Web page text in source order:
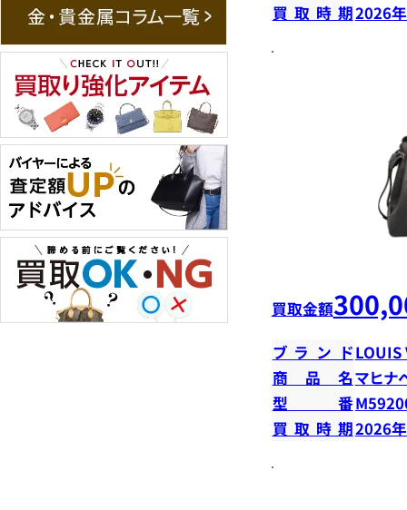
買取時期2026
買取金額
ブランドLOUIS
商品名マヒナ
型番
買取時期2026